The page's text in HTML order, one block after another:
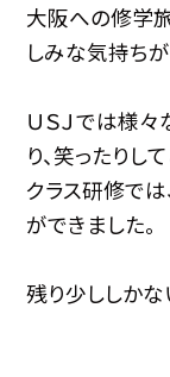
大阪への修学
しみな気持ちが
ＵＳＪでは様々
り、笑ったりし
クラス研修で
ができました。
残り少ししかな